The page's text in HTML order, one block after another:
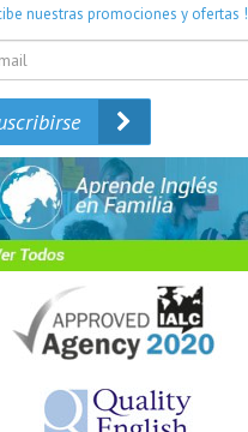
nuestras promociones y ofertas !